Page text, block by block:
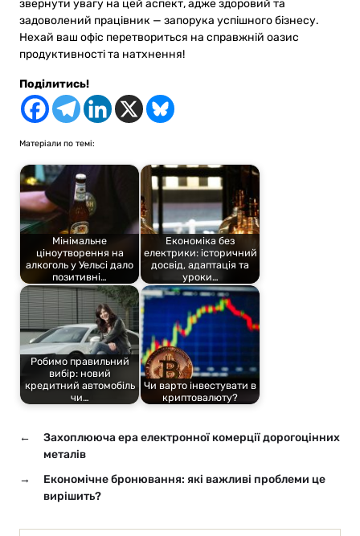
звернути увагу на цей аспект, адже здоровий та
задоволений працівник — запорука успішного бізнесу.
Нехай ваш офіс перетвориться на справжній оазис
продуктивності та натхнення!
Поділитись!
Матеріали по темі:
Мінімальне
ціноутворення на
алкоголь у Уельсі дало
позитивні…
Економіка без
електрики: історичний
досвід, адаптація та
уроки…
Робимо правильний
вибір: новий
кредитний автомобіль
чи…
Чи варто інвестувати в
криптовалюту?
←
Захоплююча ера електронної комерції дорогоцінних
металів
→
Економічне бронювання: які важливі проблеми це
вирішить?